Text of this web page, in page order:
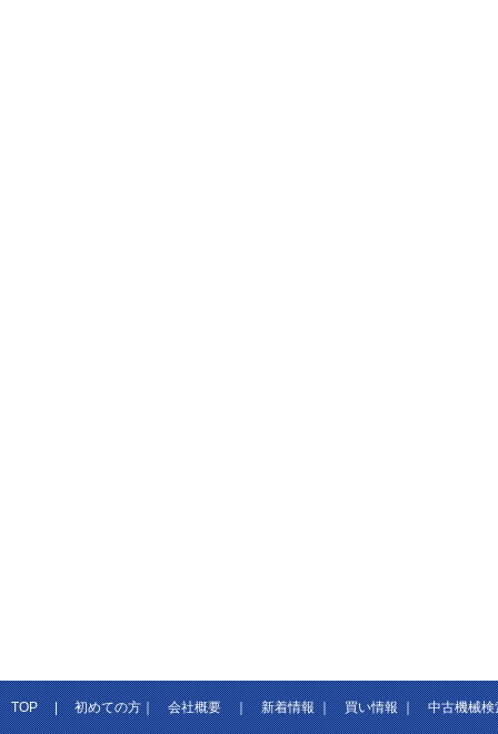
TOP|初めての方｜会社概要｜新着情報｜買い情報｜中古機械検